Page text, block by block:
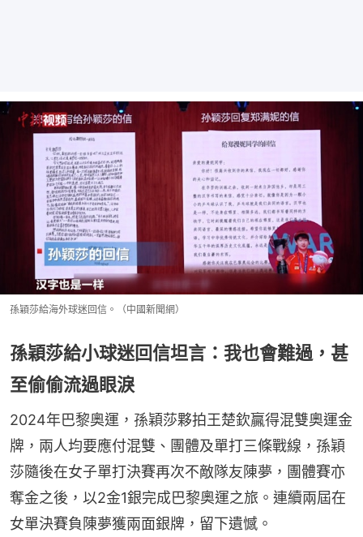
孫穎莎給海外球迷回信。（中國新聞網）
孫穎莎給小球迷回信坦言：我也會難過，甚
至偷偷流過眼淚
2024年巴黎奧運，孫穎莎夥拍王楚欽贏得混雙奧運金
牌，兩人均要應付混雙、團體及單打三條戰線，孫穎
莎隨後在女子單打決賽再次不敵隊友陳夢，團體賽亦
奪金之後，以2金1銀完成巴黎奧運之旅。連續兩屆在
女單決賽負陳夢獲兩面銀牌，留下遺憾。